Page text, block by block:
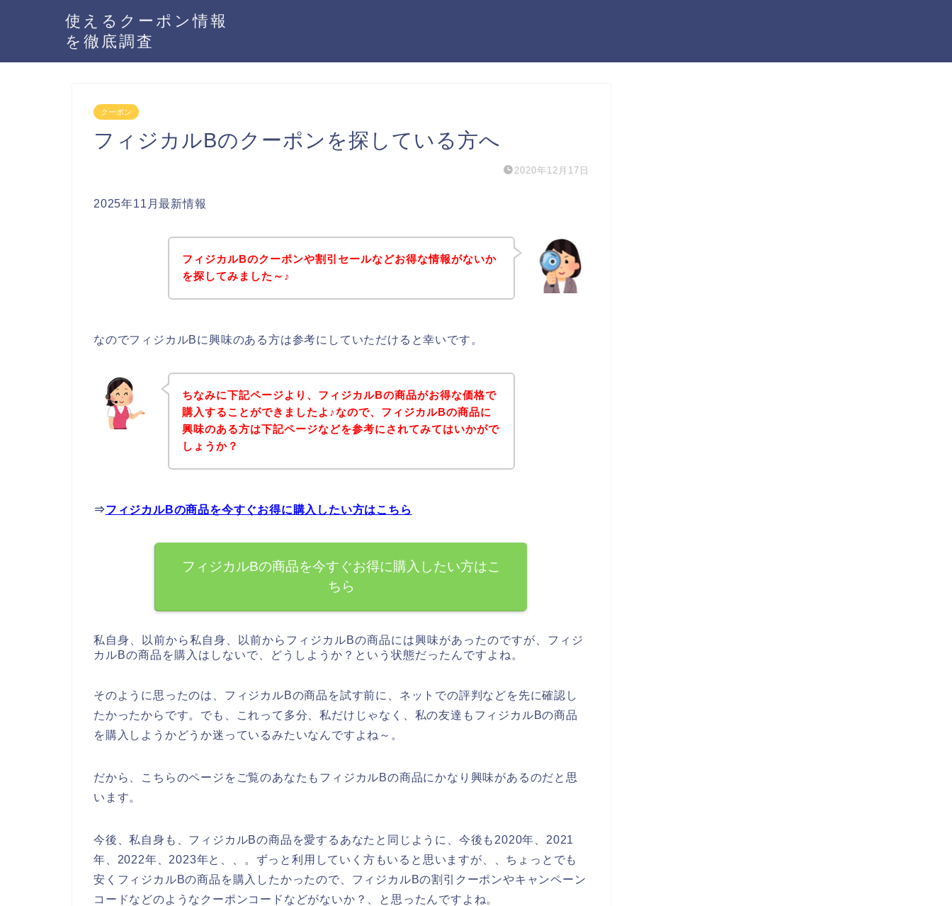
使えるクーポン情報
を徹底調査
クーポン
フィジカルBのクーポンを探している方へ
2020年12月17日
2025年11月最新情報
フィジカルBのクーポンや割引セールなどお得な情報がないか
を探してみました～♪
なのでフィジカルBに興味のある方は参考にしていただけると幸いです。
ちなみに下記ページより、フィジカルBの商品がお得な価格で
購入することができましたよ♪なので、フィジカルBの商品に
興味のある方は下記ページなどを参考にされてみてはいかがで
しょうか？
⇒フィジカルBの商品を今すぐお得に購入したい方はこちら
フィジカルBの商品を今すぐお得に購入したい方はこ
ちら
私自身、以前から私自身、以前からフィジカルBの商品には興味があったのですが、フィジ
カルBの商品を購入はしないで、どうしようか？という状態だったんですよね。
そのように思ったのは、フィジカルBの商品を試す前に、ネットでの評判などを先に確認し
たかったからです。でも、これって多分、私だけじゃなく、私の友達もフィジカルBの商品
を購入しようかどうか迷っているみたいなんですよね～。
だから、こちらのページをご覧のあなたもフィジカルBの商品にかなり興味があるのだと思
います。
今後、私自身も、フィジカルBの商品を愛するあなたと同じように、今後も2020年、2021
年、2022年、2023年と、、。ずっと利用していく方もいると思いますが、、ちょっとでも
安くフィジカルBの商品を購入したかったので、フィジカルBの割引クーポンやキャンペーン
コードなどのようなクーポンコードなどがないか？、と思ったんですよね。